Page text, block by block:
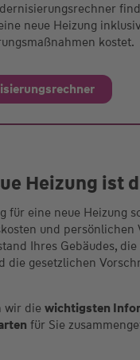
neue Heizung
kostet.
Heizung ist
für eine neue Heizung
und persönlichen
Ihres Gebäudes,
die gesetzlichen
wir die wichtigsten
für Sie